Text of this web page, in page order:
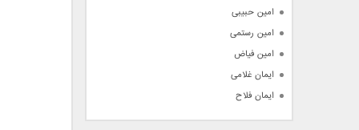
امین حبیبی
امین رستمی
امین فیاض
ایمان غلامی
ایمان فلاح
بابک جهانبخش